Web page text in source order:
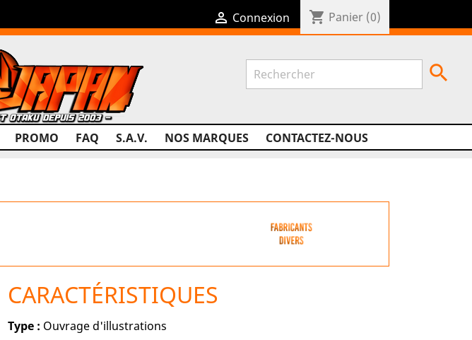
 Connexion shopping_cart Panier (0)
PROMO FAQ S.A.V. NOS MARQUES CONTACTEZ-NOUS

CARACTÉRISTIQUES
Type : Ouvrage d'illustrations